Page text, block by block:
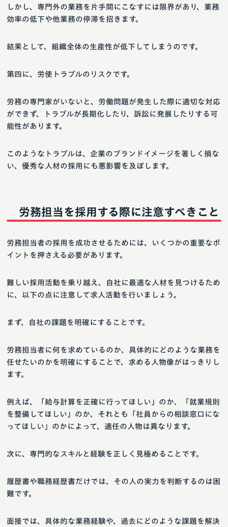
しかし、専門外の業務を片手間にこなすには限界があり、業務
効率の低下や他業務の停滞を招きます。
結果として、組織全体の生産性が低下してしまうのです。
第四に、労使トラブルのリスクです。
労務の専門家がいないと、労働問題が発生した際に適切な対応
ができず、トラブルが長期化したり、訴訟に発展したりする可
能性があります。
このようなトラブルは、企業のブランドイメージを著しく損な
い、優秀な人材の採用にも悪影響を及ぼします。
労務担当を採用する際に注意すべきこと
労務担当者の採用を成功させるためには、いくつかの重要なポ
イントを押さえる必要があります。
難しい採用活動を乗り越え、自社に最適な人材を見つけるため
に、以下の点に注意して求人活動を行いましょう。
まず、自社の課題を明確にすることです。
労務担当者に何を求めているのか、具体的にどのような業務を
任せたいのかを明確にすることで、求める人物像がはっきりし
ます。
例えば、「給与計算を正確に行ってほしい」のか、「就業規則
を整備してほしい」のか、それとも「社員からの相談窓口にな
ってほしい」のかによって、適任の人物は異なります。
次に、専門的なスキルと経験を正しく見極めることです。
履歴書や職務経歴書だけでは、その人の実力を判断するのは困
難です。
面接では、具体的な業務経験や、過去にどのような課題を解決